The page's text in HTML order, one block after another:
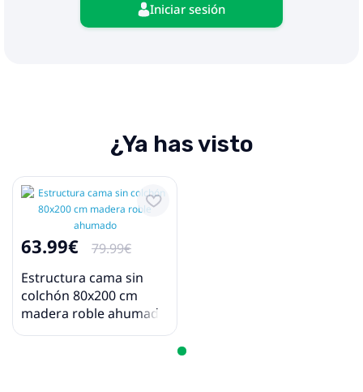
Iniciar sesión
¿Ya has visto
63.99€
79.99€
Estructura cama sin
colchón 80x200 cm
madera roble ahumado